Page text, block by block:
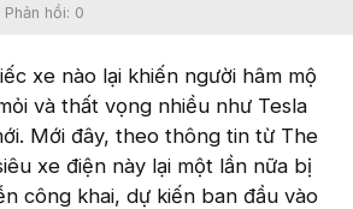
Phản hồi: 0
xe nào lại khiến người hâm mộ
và thất vọng nhiều như Tesla
Mới đây, theo thông tin từ The
xe điện này lại một lần nữa bị
công khai, dự kiến ban đầu vào